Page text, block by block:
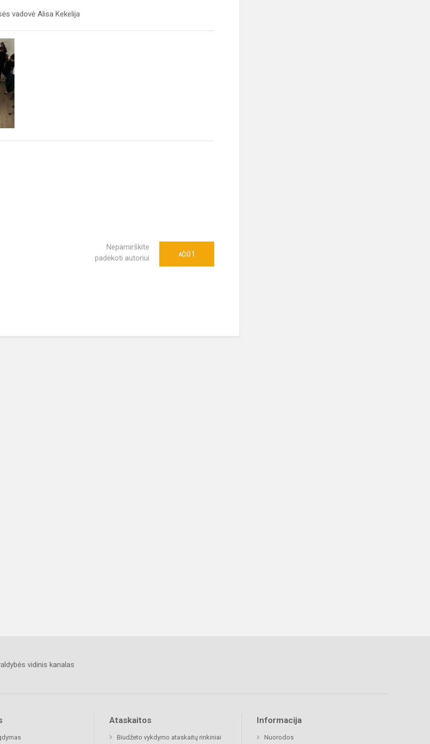
vadovė Alisa Kekelija
Nepamirškite
padėkoti autoriui
AČIŪ 1
vidinis kanalas
Ataskaitos
Biudžeto vykdymo ataskaitų rinkiniai
Informacija
Nuorodos